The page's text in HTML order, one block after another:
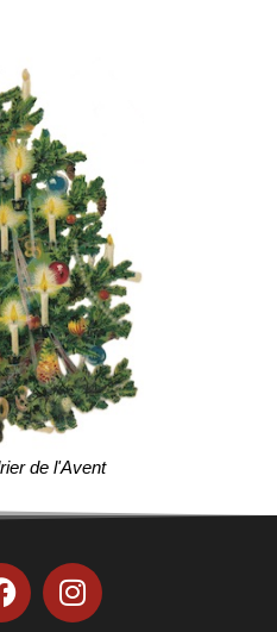
de l'Avent